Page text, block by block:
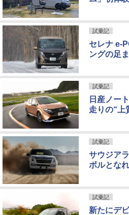
試乗記
セレナ e-
ングの足
試乗記
日産ノー
走りの“上
試乗記
サウジア
ボルとなれ
試乗記
新たにデ